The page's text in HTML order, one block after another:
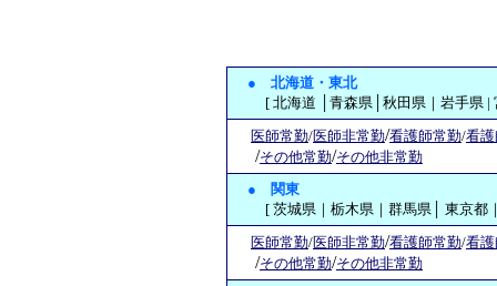
● 北海道・東北
[ 北海道 │青森県│秋田県｜岩手県 |
医師常勤/医師非常勤/看護師常勤/看
/その他常勤/その他非常勤
●
関東
[ 茨城県｜栃木県｜群馬県│ 東京都
医師常勤/医師非常勤/看護師常勤/看
/その他常勤/その他非常勤